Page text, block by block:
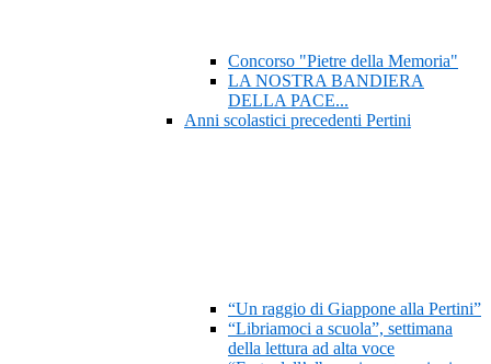
Concorso "Pietre della Memoria"
LA NOSTRA BANDIERA
DELLA PACE...
Anni scolastici precedenti Pertini
“Un raggio di Giappone alla Pertini”
“Libriamoci a scuola”, settimana
della lettura ad alta voce